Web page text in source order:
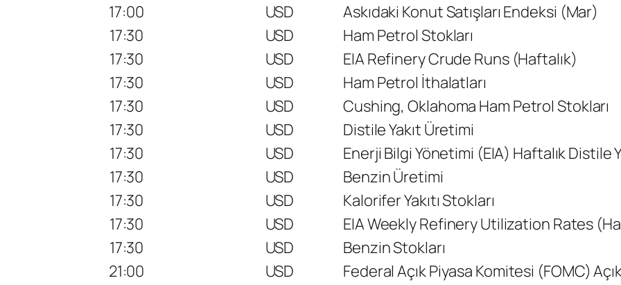
17:00
USD
Askıdaki Konut Satışları Endeksi (Mar)
17:30
USD
Ham Petrol Stokları
17:30
USD
EIA Refinery Crude Runs (Haftalık)
17:30
USD
Ham Petrol İthalatları
17:30
USD
Cushing, Oklahoma Ham Petrol Stokları
17:30
USD
Distile Yakıt Üretimi
17:30
USD
Enerji Bilgi Yönetimi (EIA) Haftalık Distile
17:30
USD
Benzin Üretimi
17:30
USD
Kalorifer Yakıtı Stokları
17:30
USD
EIA Weekly Refinery Utilization Rates
17:30
USD
Benzin Stokları
21:00
USD
Federal Açık Piyasa Komitesi (FOMC)